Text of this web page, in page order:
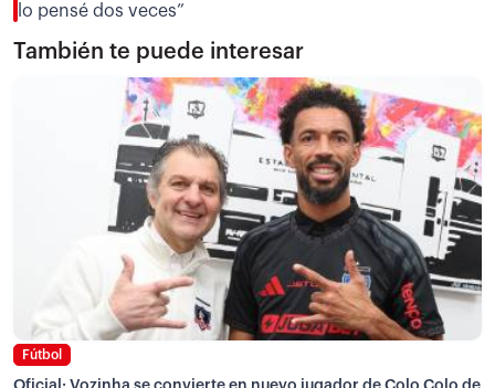
lo pensé dos veces”
También te puede interesar
Fútbol